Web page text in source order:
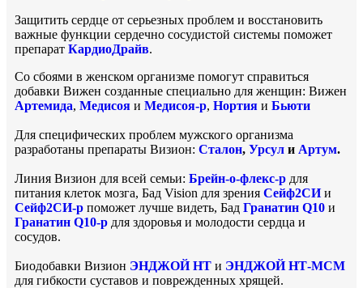
Защитить сердце от серьезных проблем и восстановить
важные функции сердечно сосудистой системы поможет
препарат КардиоДрайв.
Со сбоями в женском организме помогут справиться
добавки Вижен созданные специально для женщин: Вижен
Артемида, Медисоя и Медисоя-р, Нортия и Бьюти
Для специфических проблем мужского организма
разработаны препараты Визион: Сталон, Урсул и Артум.
Линия Визион для всей семьи: Брейн-о-флекс-р для
питания клеток мозга, Бад Vision для зрения Сейф2СИ и
Сейф2СИ-р поможет лучше видеть, Бад Гранатин Q10 и
Гранатин Q10-р для здоровья и молодости сердца и
сосудов.
Биодобавки Визион ЭНДЖОЙ НТ и ЭНДЖОЙ НТ-МСМ
для гибкости суставов и поврежденных хрящей.